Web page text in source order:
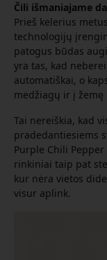
Čili išmaniajame
Prieš kelerius
technologijų
patogus būdas
yra tas, kad
automatiškai, o
medžiagų ir į žemę
Tai nereiškia, kad
pradedantiesiems
Purple Chili
rinkiniai taip pat
kur nėra vietos
visur aplink.